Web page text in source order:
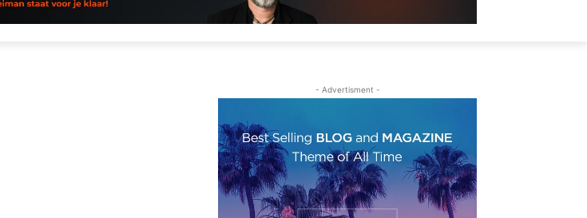
- Advertisment -